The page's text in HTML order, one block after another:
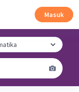
Masuk